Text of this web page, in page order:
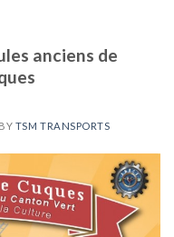
anciens de
BY TSM TRANSPORTS